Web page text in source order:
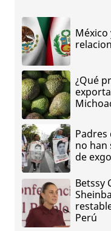
¿Qué
Padres
no han
de
Betssy
Perú